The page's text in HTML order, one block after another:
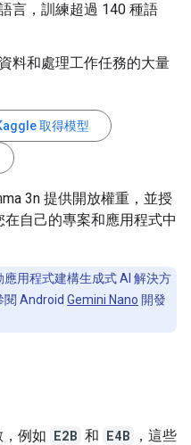
言，訓練超過 140 種語
料和處理工作任務的大量
取得模型
3n 提供開放權重，並授
在自己的專案和應用程式中
用程式建構生成式 AI 解決方
閱 Android Gemini Nano 開發
，例如 E2B 和 E4B
，這些